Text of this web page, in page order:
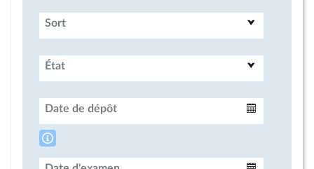
Sort
État
Date de dépôt